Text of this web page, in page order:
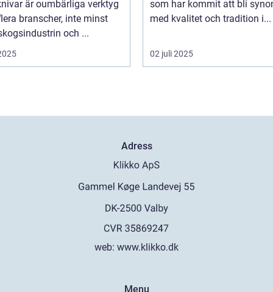
är oumbärliga verktyg
branscher, inte minst
och ...
som har kommit att bli
med kvalitet och tradition i...
02 juli 2025
Adress
web: www.klikko.dk
Menu